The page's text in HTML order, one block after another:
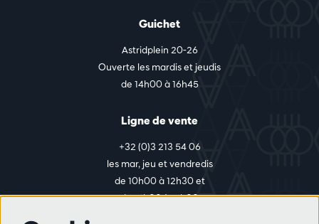
Guichet
Astridplein 20-26
Ouverte les mardis et jeudis
de 14h00 à 16h45
Ligne de vente
+32 (0)3 213 54 06
les mar, jeu et vendredis
de 10h00 à 12h30 et
de 14h00 à 17h00